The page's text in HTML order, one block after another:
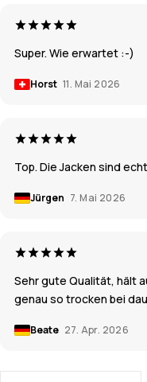
Super. Wie erwartet :-)
Horst 11. Mai 2026
Top. Die Jacken sind
Jürgen 7. Mai 2026
Sehr gute Qualität, hält
genau so trocken bei
Beate 27. Apr. 2026